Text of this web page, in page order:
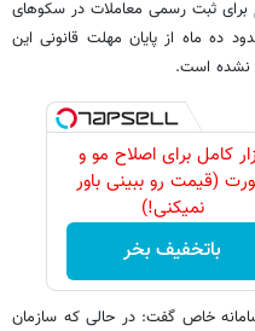
ثبت رسمی معاملات در سکوهای
ده ماه از پایان مهلت قانونی این
نشده است.
کامل برای اصلاح مو و
(قیمت رو ببینی باور
نمیکنی!)
باتخفیف بخر
خاص گفت: در حالی که سازمان